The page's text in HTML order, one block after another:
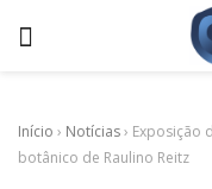
Início › Notícias› Exposição
botânico de Raulino Reitz